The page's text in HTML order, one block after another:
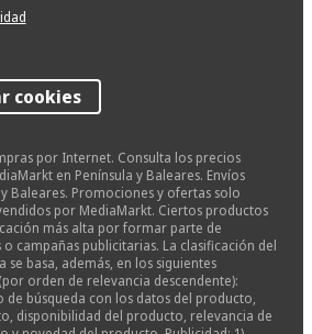
cookies
por Internet. Consulta los precios
en Península y Baleares. Envíos
Baleares. Promociones y ofertas solo
por MediaMarkt. Ciertos productos
más alta por formar parte de
campañas publicitarias. La clasificación del
se basa, además, en los siguientes
orden de relevancia descendente):
búsqueda con los datos del producto,
disponibilidad del producto, relevancia de